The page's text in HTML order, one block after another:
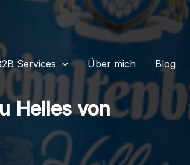
Services Über mich Blog
Helles von